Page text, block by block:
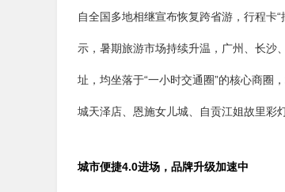
自全国多地相继宣布恢复跨省游，行程卡
示，暑期旅游市场持续升温，广州、长沙
址，均坐落于“一小时交通圈”的核心商圈
城天泽店、恩施女儿城、自贡江姐故里彩
城市便捷4.0进场，品牌升级加速中